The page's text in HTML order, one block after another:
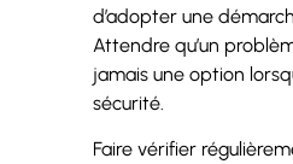
d’adopter une
Attendre qu’un
jamais une option
sécurité.
Faire vérifier